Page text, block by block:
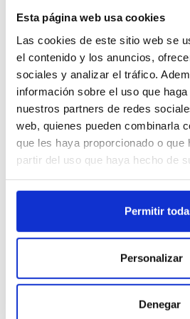
Esta página web usa cookies
Las cookies de este sitio web se
el contenido y los anuncios,
sociales y analizar el tráfico.
información sobre el uso que
nuestros partners de redes
web, quienes pueden combinarla
que les haya proporcionado o que
partir del uso que haya hecho de
Permitir
Personalizar
Denegar
Soportes, carcasas y componentes
Envases o componentes en contacto
Características clave del Filamento
- Alta resistencia mecánica y térmica.
- Buen acabado visual.
- Resistencia química y ambiental.
- Menor fragilidad que el PLA.
- Fácil de imprimir en comparación con el
mejorar tus resultados 3D
Ficha técnica
Parámetros
impresión
Otros clientes
Filamento PLA HD Winkle
6,99 €
COMPRAR